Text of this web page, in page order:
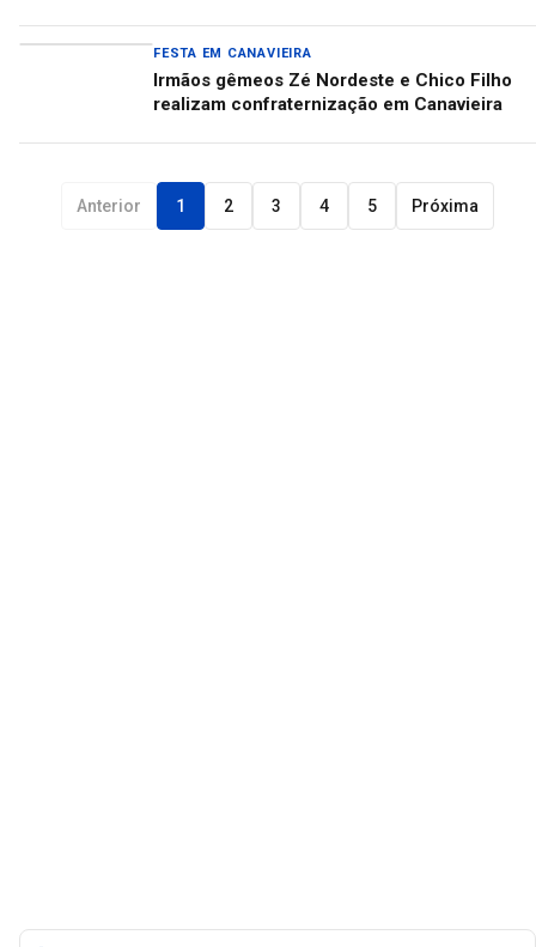
FESTA EM CANAVIEIRA
Irmãos gêmeos Zé Nordeste e Chico Filho
realizam confraternização em Canavieira
Anterior 1 2 3 4 5 Próxima